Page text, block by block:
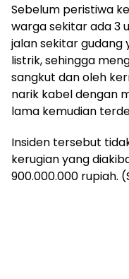
Sebelum peristiwa
warga sekitar ada 3
jalan sekitar gudang
listrik, sehingga
sangkut dan oleh
narik kabel dengan
lama kemudian
Insiden tersebut
kerugian yang
900.000.000 rupiah.